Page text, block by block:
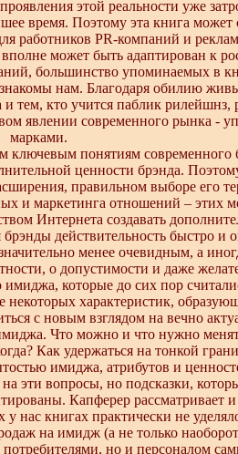
этой реальности уже
время. Поэтому эта книга может
работников PR-компаний и
может быть адаптирован к
большинство упоминаемых в
нам. Благодаря обилию
тем, кто учится паблик рилейшнз,
явлении современного рынка -
марками.
понятиям современного
ценности брэнда.
правильном выборе его
и маркетинга отношений – этих
Интернета создавать
действительность быстро и
менее очевидным, а
о допустимости и даже
которые до сих пор
характеристик,
с новым взглядом на вечно
Что можно и что нужно
Как удержаться на тонкой
имиджа, атрибутов и
эти вопросы, но подсказки,
Капферер рассматривает
нас книгах практически не
на имидж (а не только
но и персоналом